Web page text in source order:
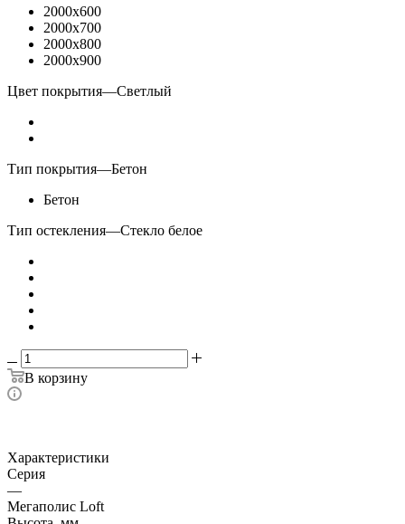
2000x600
2000x700
2000x800
2000x900
Цвет покрытия—Светлый
Тип покрытия—Бетон
Бетон
Тип остекления—Стекло белое
В корзину
Характеристики
Серия
—
Мегаполис Loft